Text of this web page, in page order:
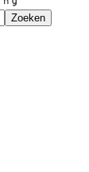
Zoeken